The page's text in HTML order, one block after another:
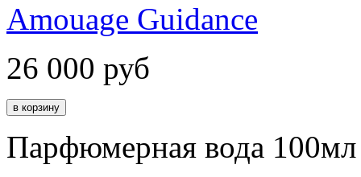
Amouage Guidance
26 000 руб
Парфюмерная вода 100мл